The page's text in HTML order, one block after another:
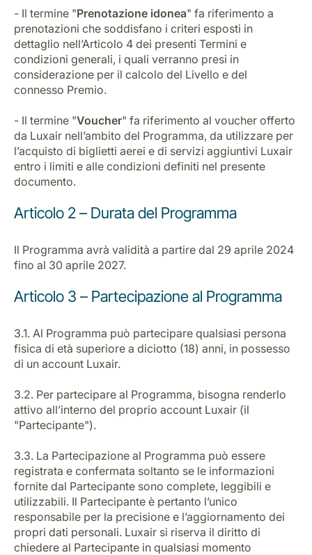
- Il termine "Prenotazione idonea" fa riferimento a
prenotazioni che soddisfano i criteri esposti in
dettaglio nell’Articolo 4 dei presenti Termini e
condizioni generali, i quali verranno presi in
considerazione per il calcolo del Livello e del
connesso Premio.
- Il termine "Voucher" fa riferimento al voucher offerto
da Luxair nell’ambito del Programma, da utilizzare per
l’acquisto di biglietti aerei e di servizi aggiuntivi Luxair
entro i limiti e alle condizioni definiti nel presente
documento.
Articolo 2 – Durata del Programma
Il Programma avrà validità a partire dal 29 aprile 2024
fino al 30 aprile 2027.
Articolo 3 – Partecipazione al Programma
3.1. Al Programma può partecipare qualsiasi persona
fisica di età superiore a diciotto (18) anni, in possesso
di un account Luxair.
3.2. Per partecipare al Programma, bisogna renderlo
attivo all’interno del proprio account Luxair (il
"Partecipante").
3.3. La Partecipazione al Programma può essere
registrata e confermata soltanto se le informazioni
fornite dal Partecipante sono complete, leggibili e
utilizzabili. Il Partecipante è pertanto l’unico
responsabile per la precisione e l’aggiornamento dei
propri dati personali. Luxair si riserva il diritto di
chiedere al Partecipante in qualsiasi momento